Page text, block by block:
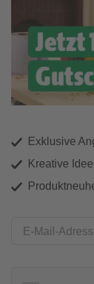
Exklusive
Kreative
E-Mail-